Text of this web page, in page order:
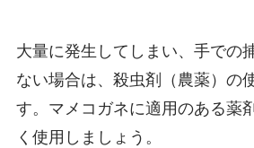
大量に発生してしまい、手での
ない場合は、殺虫剤（農薬）の
す。マメコガネに適用のある薬
く使用しましょう。